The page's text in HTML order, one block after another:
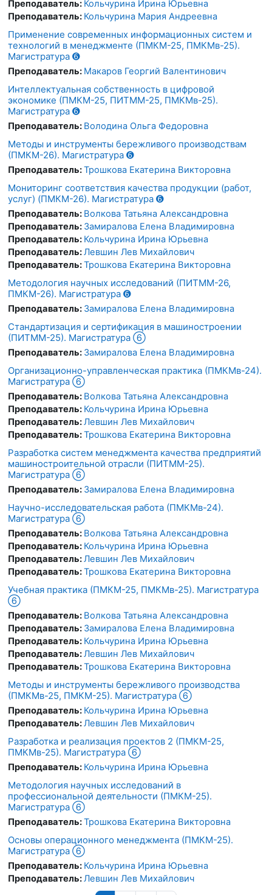
Преподаватель: Кольчурина Ирина Юрьевна
Преподаватель: Кольчурина Мария Андреевна
Применение современных информационных систем и
технологий в менеджменте (ПМКМ-25, ПМКМв-25).
Магистратура ➏
Преподаватель: Макаров Георгий Валентинович
Интеллектуальная собственность в цифровой
экономике (ПМКМ-25, ПИТММ-25, ПМКМв-25).
Магистратура ➏
Преподаватель: Володина Ольга Федоровна
Методы и инструменты бережливого производствам
(ПМКМ-26). Магистратура ➏
Преподаватель:Трошкова Екатерина Викторовна
Мониторинг соответствия качества продукции (работ,
услуг) (ПМКМ-26). Магистратура ➏
Преподаватель: Волкова Татьяна Александровна
Преподаватель: Замиралова Елена Владимировна
Преподаватель: Кольчурина Ирина Юрьевна
Преподаватель:Левшин Лев Михайлович
Преподаватель:Трошкова Екатерина Викторовна
Методология научных исследований (ПИТММ-26,
ПМКМ-26). Магистратура ➏
Преподаватель: Замиралова Елена Владимировна
Стандартизация и сертификация в машиностроении
(ПИТММ-25). Магистратура ⑥
Преподаватель: Замиралова Елена Владимировна
Организационно-управленческая практика (ПМКМв-24).
Магистратура ⑥
Преподаватель: Волкова Татьяна Александровна
Преподаватель: Кольчурина Ирина Юрьевна
Преподаватель:Левшин Лев Михайлович
Преподаватель:Трошкова Екатерина Викторовна
Разработка систем менеджмента качества предприятий
машиностроительной отрасли (ПИТММ-25).
Магистратура ⑥
Преподаватель: Замиралова Елена Владимировна
Научно-исследовательская работа (ПМКМв-24).
Магистратура ⑥
Преподаватель: Волкова Татьяна Александровна
Преподаватель: Кольчурина Ирина Юрьевна
Преподаватель:Левшин Лев Михайлович
Преподаватель:Трошкова Екатерина Викторовна
Учебная практика (ПМКМ-25, ПМКМв-25). Магистратура
⑥
Преподаватель: Волкова Татьяна Александровна
Преподаватель: Замиралова Елена Владимировна
Преподаватель: Кольчурина Ирина Юрьевна
Преподаватель:Левшин Лев Михайлович
Преподаватель:Трошкова Екатерина Викторовна
Методы и инструменты бережливого производства
(ПМКМв-25, ПМКМ-25). Магистратура ⑥
Преподаватель: Кольчурина Ирина Юрьевна
Преподаватель:Левшин Лев Михайлович
Разработка и реализация проектов 2 (ПМКМ-25,
ПМКМв-25). Магистратура ⑥
Преподаватель: Кольчурина Ирина Юрьевна
Методология научных исследований в
профессиональной деятельности (ПМКМ-25).
Магистратура ⑥
Преподаватель:Трошкова Екатерина Викторовна
Основы операционного менеджмента (ПМКМ-25).
Магистратура ⑥
Преподаватель: Кольчурина Ирина Юрьевна
Преподаватель:Левшин Лев Михайлович